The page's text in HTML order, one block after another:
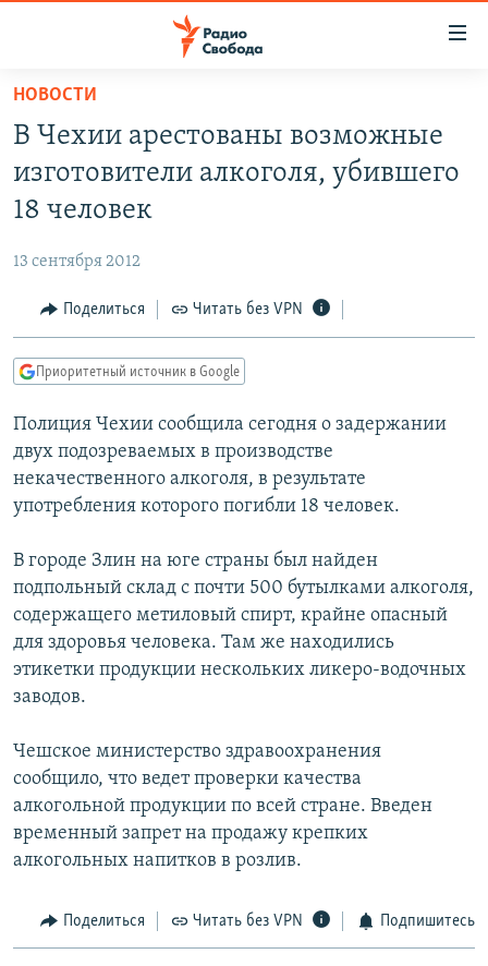
упрощенного
доступа
основному
Вернутся
Вернутся
поиску
АВТОРСКИЕ ПРОЕКТЫ
МНЕНИЯ
КУЛЬТУРА
КАВКАЗ.РЕАЛИИ
СЕВЕР.РЕАЛИИ
СИБИРЬ.РЕАЛИИ
РАСПИСАНИЕ ВЕЩАНИЯ
ПОДПИШИТЕСЬ НА РАССЫЛКУ
Все сайты РСЕ/РС
НОВОСТИ
В Чехии арестованы возможные
изготовители алкоголя, убившего
18 человек
13 сентября 2012
Поделиться Читать без VPN
Приоритетный источник в Google
Полиция Чехии сообщила сегодня о задержании
двух подозреваемых в производстве
некачественного алкоголя, в результате
употребления которого погибли 18 человек.
В городе Злин на юге страны был найден
подпольный склад с почти 500 бутылками алкоголя,
содержащего метиловый спирт, крайне опасный
для здоровья человека. Там же находились
этикетки продукции нескольких ликеро-водочных
заводов.
Чешское министерство здравоохранения
сообщило, что ведет проверки качества
алкогольной продукции по всей стране. Введен
временный запрет на продажу крепких
алкогольных напитков в розлив.
Поделиться Читать без VPN Подпишитесь